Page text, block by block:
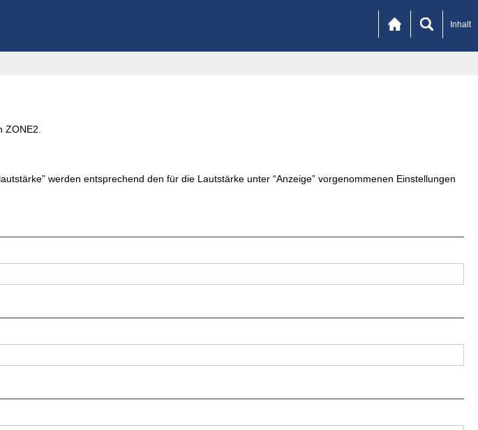
Inhalt
werden entsprechend den für die Lautstärke unter “Anzeige” vorgenommenen Einstellungen